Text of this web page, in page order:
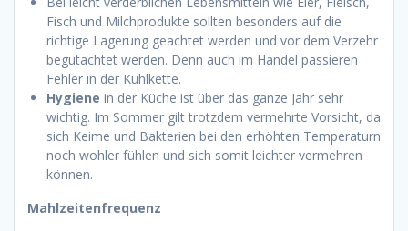
Fisch und Milchprodukte sollten besonders auf die
richtige Lagerung geachtet werden und vor dem Verzehr
begutachtet werden. Denn auch im Handel passieren
Fehler in der Kühlkette.
Hygiene in der Küche ist über das ganze Jahr sehr
wichtig. Im Sommer gilt trotzdem vermehrte Vorsicht, da
sich Keime und Bakterien bei den erhöhten Temperaturn
noch wohler fühlen und sich somit leichter vermehren
können.
Mahlzeitenfrequenz